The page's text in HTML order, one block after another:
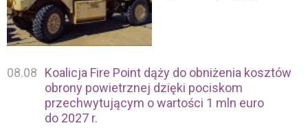
08.08
Koalicja Fire Point dąży do obniżenia kosztów
obrony powietrznej dzięki pociskom
przechwytującym o wartości 1 mln euro
do 2027 r.